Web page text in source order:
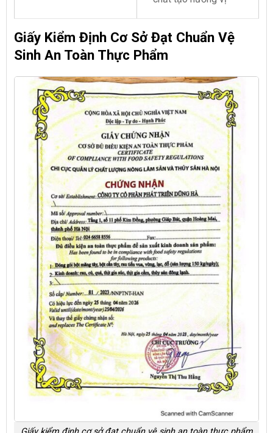
Giấy Kiểm Định Cơ Sở Đạt Chuẩn Vệ
Sinh An Toàn Thực Phẩm